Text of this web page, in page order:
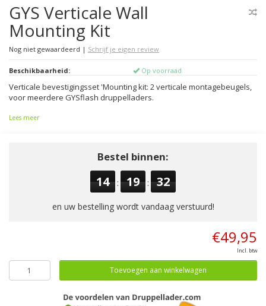
GYS Verticale Wall
Mounting Kit
Nog niet gewaardeerd | Schrijf je eigen review
Beschikbaarheid: Op voorraad
Verticale bevestigingsset 'Mounting kit: 2 verticale montagebeugels,
voor meerdere GYSflash druppelladers.
Lees meer
Bestel binnen:
14 : 19 : 32
en uw bestelling wordt vandaag verstuurd!
€49,95
Incl. btw
Toevoegen aan winkelwagen